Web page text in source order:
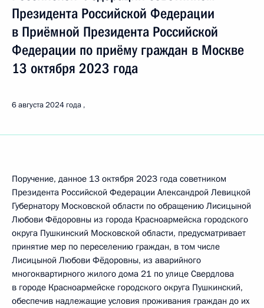
Президента Российской Федерации
в Приёмной Президента Российской
Федерации по приёму граждан в Москве
13 октября 2023 года
6 августа 2024 года
Поручение, данное 13 октября 2023 года советником
Президента Российской Федерации Александрой Левицкой
Губернатору Московской области по обращению Лисицыной
Любови Фёдоровны из города Красноармейска городского
округа Пушкинский Московской области, предусматривает
принятие мер по переселению граждан, в том числе
Лисицыной Любови Фёдоровны, из аварийного
многоквартирного жилого дома 21 по улице Свердлова
в городе Красноармейске городского округа Пушкинский,
обеспечив надлежащие условия проживания граждан до их